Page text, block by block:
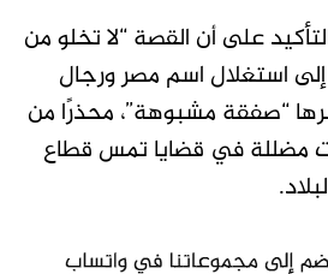
على أن القصة “لا تخلو من
استغلال اسم مصر ورجال
“صفقة مشبوهة”، محذرًا من
مضللة في قضايا تمس قطاع